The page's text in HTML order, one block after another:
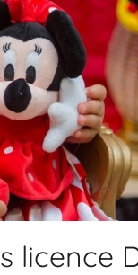
licence